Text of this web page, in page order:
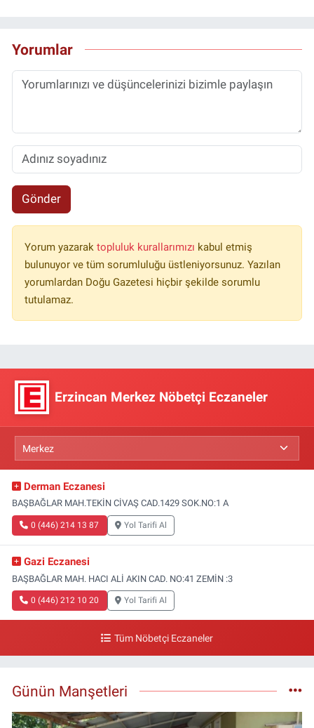
Yorumlar
Gönder
Yorum yazarak topluluk kurallarımızı kabul etmiş
bulunuyor ve tüm sorumluluğu üstleniyorsunuz. Yazılan
yorumlardan Doğu Gazetesi hiçbir şekilde sorumlu
tutulamaz.
Erzincan Merkez Nöbetçi Eczaneler
Derman Eczanesi
BAŞBAĞLAR MAH.TEKİN CİVAŞ CAD.1429 SOK.NO:1 A
0 (446) 214 13 87 Yol Tarifi Al
Gazi Eczanesi
BAŞBAĞLAR MAH. HACI ALİ AKIN CAD. NO:41 ZEMİN :3
0 (446) 212 10 20 Yol Tarifi Al
Tüm Nöbetçi Eczaneler
Günün Manşetleri